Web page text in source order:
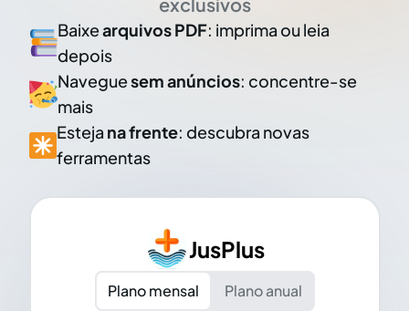
Baixearquivos PDF: imprima ou leia
depois
Naveguesem anúncios: concentre-se
mais
Esteja na frente: descubra novas
ferramentas
JusPlus
Plano mensal
Plano anual